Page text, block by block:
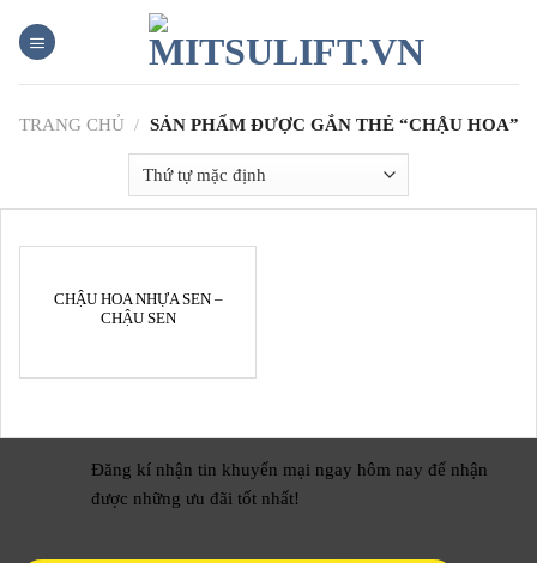
TRANG CHỦ / SẢN PHẨM ĐƯỢC GẮN THẺ “CHẬU HOA”
CHẬU HOA NHỰA SEN –
CHẬU SEN
Đăng kí nhận tin khuyến mại ngay hôm nay để nhận
được những ưu đãi tốt nhất!